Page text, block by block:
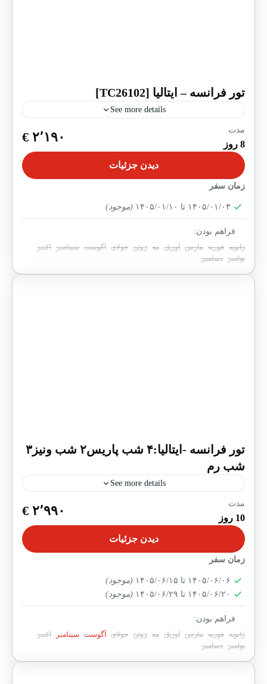
تور فرانسه – ایتالیا [TC26102]
See more details
پایان یافته
تور ۸روزه پاریس و رم، ترکیبی کم‌نظیر از هنر، تاریخ و
سبک زندگی اصیل اروپایی است. این برنامه با اقامت در
هتل‌های ۴ ستاره و...
ایتالیا, پاریس ,رم ,فرانسه
15-20 People
مدت ۲٬۱۹۰ €
دیدن جزئیات
زمان سفر
۱۴۰۵/۰۱/۰۳ تا ۱۴۰۵/۰۱/۱۰ (موجود)
فراهم بودن:
ژانویه فوریه مارس آوریل مه ژوئن جولای آگوست سپتامبر اکتبر
نوامبر دسامبر
تور فرانسه -ایتالیا:۴ شب پاریس۲ شب ونیز۳
شب رم
See more details
در حال ثبت نام
تور ۱۰روزه پاریس، ونیز و رم، ترکیبی کم‌نظیر از هنر،
تاریخ و سبک زندگی اصیل اروپایی است. این برنامه با
اقامت در هتل‌های ۴ ستاره...
پاریس ,رم ,ونیز
مناسب برای همه
1 Person
مدت
10 روز ۲٬۹۹۰ €
دیدن جزئیات
زمان سفر
۱۴۰۵/۰۶/۰۶ تا ۱۴۰۵/۰۶/۱۵
(موجود)
۱۴۰۵/۰۶/۲۰ تا ۱۴۰۵/۰۶/۲۹
(موجود)
فراهم بودن:
ژانویه فوریه مارس آوریل مه ژوئن جولای آگوست سپتامبر اکتبر
نوامبر دسامبر